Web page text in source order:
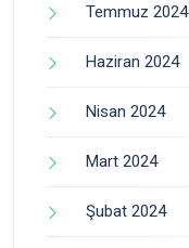
Temmuz 2024
Haziran 2024
Nisan 2024
Mart 2024
Şubat 2024